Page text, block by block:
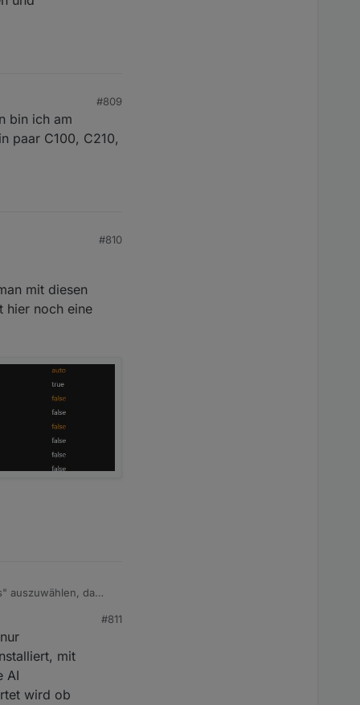
400
Please check if the mail and password are
#809
bin ich am
paar C100, C210,
#810
mit diesen
hier noch eine
auszuwählen, da
#811
mit
AI
wird ob